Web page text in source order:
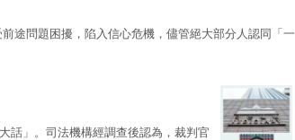
前途問題困擾，陷入信心危機，儘管絕大部分人認同「一
話」。司法機構經調查後認為，裁判官